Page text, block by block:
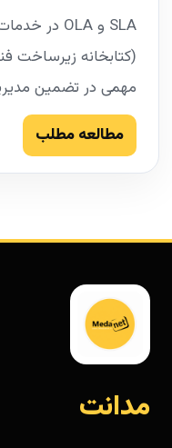
(کتابخانه زیرساخت
مهمی در تضمین
مطالعه مطلب
مدانت